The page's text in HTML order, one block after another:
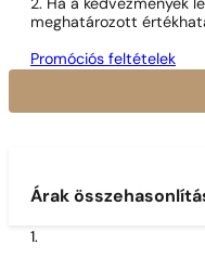
2. Ha a kedvezmények
meghatározott
Promóciós feltételek
Árak